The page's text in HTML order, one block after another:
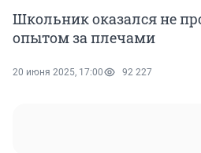
Школьник оказался не
опытом за плечами
20 июня 2025, 17:00 92 227